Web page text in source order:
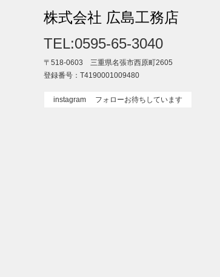
株式会社 広島工務店
TEL:0595-65-3040
〒518-0603 三重県名張市西原町2605
登録番号：T4190001009480
instagram フォローお待ちしています